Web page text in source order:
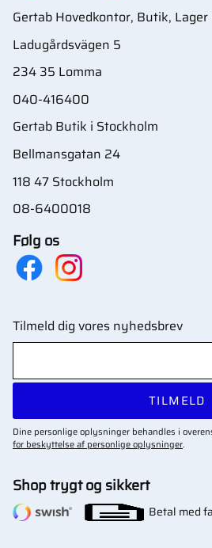
Gertab Hovedkontor, Butik,
Ladugårdsvägen 5
234 35 Lomma
040-416400
Gertab Butik i Stockholm
Bellmansgatan 24
118 47 Stockholm
08-6400018
Følg os
Tilmeld dig vores nyhedsbrev
TILMELD
Dine personlige oplysninger behandles i
for beskyttelse af personlige oplysninger.
Shop trygt og sikkert
Betal med